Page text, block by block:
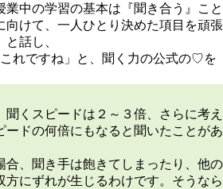
業中の学習の基本は『聞き合う』こと
向けて、一人ひとり決めた項目を頑張
話し、
れですね」と、聞く力の公式の♡を
くスピードは２～３倍、さらに考え
ードの何倍にもなると聞いたことがあ
合、聞き手は飽きてしまったり、他の
方にずれが生じるわけです。そうなら